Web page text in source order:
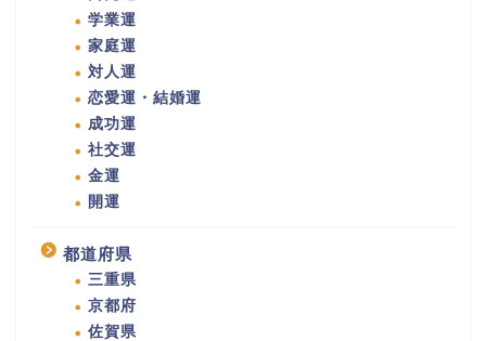
学業運
家庭運
対人運
恋愛運・結婚運
成功運
社交運
金運
開運
都道府県
三重県
京都府
佐賀県